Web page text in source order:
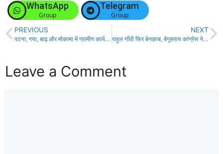
WhatsApp
Group
Telegram
Group
PREVIOUS
पटना, गया, बाढ़ और मोकामा में ग्रामीण कार्य विभाग के सहायक अभियंता के कई ठिकानों पर निगरानी विभाग की छापेमारी!
NEXT
राहुल गाँधी फिर बेनक़ाब, बेगूसराय कांग्रेस ने चुनाव आयोग से मातादाताओं के नाम काटने की अपील की- भाजपा!
Leave a Comment